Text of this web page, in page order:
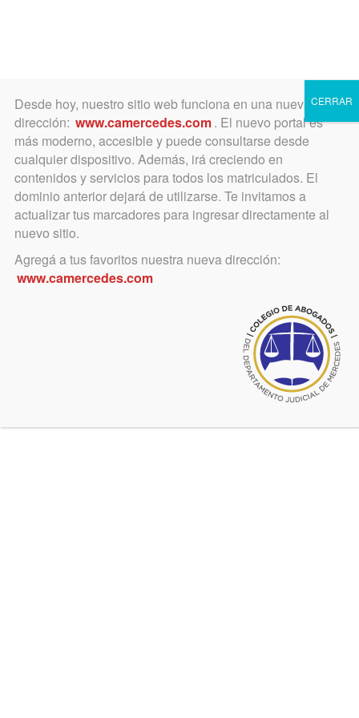
Toggle
navigation
No hay Fiesta de Fin de
Año para mostrar
Desde hoy, nuestro sitio web funciona en una nueva
dirección: www.camercedes.com. El nuevo portal es
más moderno, accesible y puede consultarse desde
cualquier dispositivo. Además, irá creciendo en
contenidos y servicios para todos los matriculados. El
dominio anterior dejará de utilizarse. Te invitamos a
actualizar tus marcadores para ingresar directamente al
nuevo sitio.
Agregá a tus favoritos nuestra nueva dirección:
www.camercedes.com
CERRAR